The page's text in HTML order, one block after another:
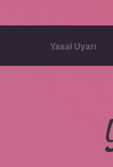
Yasal Uyarı